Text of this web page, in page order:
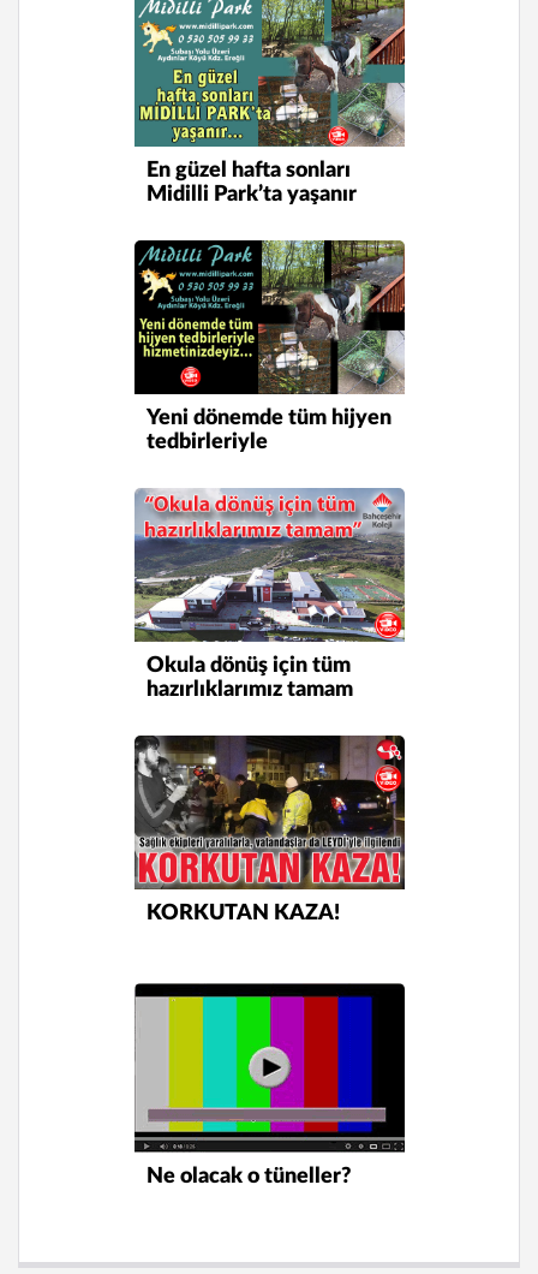
En güzel hafta sonları
Midilli Park’ta yaşanır
Yeni dönemde tüm hijyen
tedbirleriyle
Okula dönüş için tüm
hazırlıklarımız tamam
KORKUTAN KAZA!
Ne olacak o tüneller?